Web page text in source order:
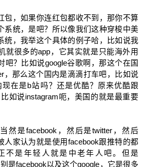
包，如果你连红包都收不到，那你不算
系统，是吧？所以像我们这种穿梭中美
统，我举这个具体的例子哈，比如说我
就很多的app，它其实就是只能海外用
吧？比如说google谷歌啊，那这个在国
，那么这个国内是滴滴打车吧，比如说
现在是b站吗？还是优酷？原来优酷跟
如说instagram呃，美国的就是最重要
然是facebook，然后是twitter，然后
人家认为就是使用facebook跟推特的都
不是年轻人就是中老年人吧。但是
是facebook以及这个google，它是很多